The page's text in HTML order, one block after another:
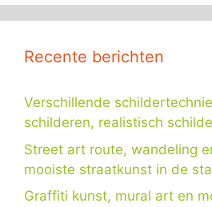
Recente berichten
Verschillende
schilderen, realistisch
Street art route, wandeling
mooiste straatkunst in de
Graffiti kunst, mural art en